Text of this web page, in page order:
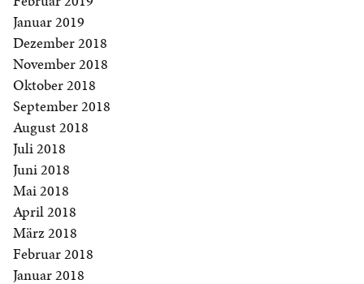
Januar 2019
Dezember 2018
November 2018
Oktober 2018
September 2018
August 2018
Juli 2018
Juni 2018
Mai 2018
April 2018
März 2018
Februar 2018
Januar 2018